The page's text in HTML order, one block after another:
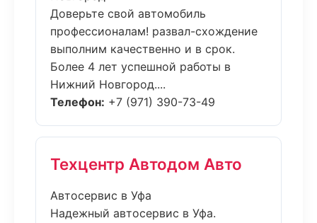
Доверьте свой автомобиль
профессионалам! развал-схождение
выполним качественно и в срок.
Более 4 лет успешной работы в
Нижний Новгород....
Телефон: +7 (971) 390-73-49
Техцентр Автодом Авто
Автосервис в Уфа
Надежный автосервис в Уфа.